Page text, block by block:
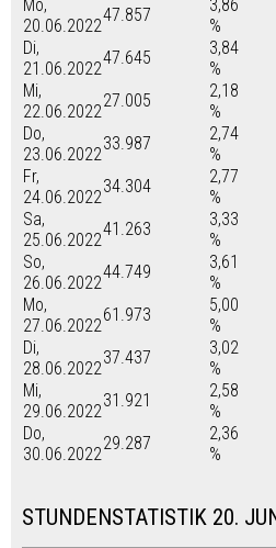
Mo,
20.06.2022
47.857
3,86
%
Di,
21.06.2022
47.645
3,84
%
Mi,
22.06.2022
27.005
2,18
%
Do,
23.06.2022
33.987
2,74
%
Fr,
24.06.2022
34.304
2,77
%
Sa,
25.06.2022
41.263
3,33
%
So,
26.06.2022
44.749
3,61
%
Mo,
27.06.2022
61.973
5,00
%
Di,
28.06.2022
37.437
3,02
%
Mi,
29.06.2022
31.921
2,58
%
Do,
30.06.2022
29.287
2,36
%
STUNDENSTATISTIK 20.